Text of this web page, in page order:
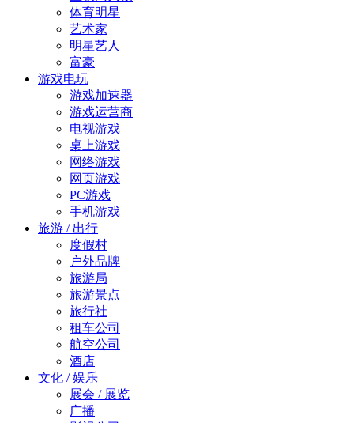
体育明星
艺术家
明星艺人
富豪
游戏电玩
游戏加速器
游戏运营商
电视游戏
桌上游戏
网络游戏
网页游戏
PC游戏
手机游戏
旅游 / 出行
度假村
户外品牌
旅游局
旅游景点
旅行社
租车公司
航空公司
酒店
文化 / 娱乐
展会 / 展览
广播